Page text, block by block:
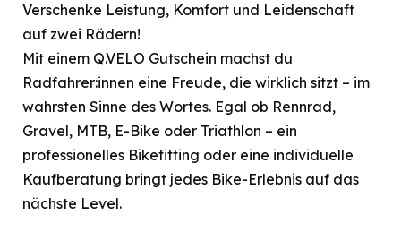
Verschenke Leistung, Komfort und Leidenschaft
auf zwei Rädern!
Mit einem Q.VELO Gutschein machst du
Radfahrer:innen eine Freude, die wirklich sitzt – im
wahrsten Sinne des Wortes. Egal ob Rennrad,
Gravel, MTB, E-Bike oder Triathlon – ein
professionelles Bikefitting oder eine individuelle
Kaufberatung bringt jedes Bike-Erlebnis auf das
nächste Level.